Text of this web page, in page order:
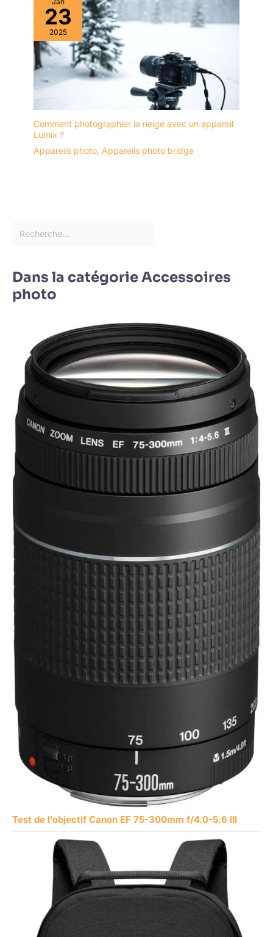
23
2025
Comment photographier la neige avec un appareil
Lumix ?
Appareils photo, Appareils photo bridge
Dans la catégorie Accessoires
photo
Test de l’objectif Canon EF 75-300mm f/4.0-5.6 III